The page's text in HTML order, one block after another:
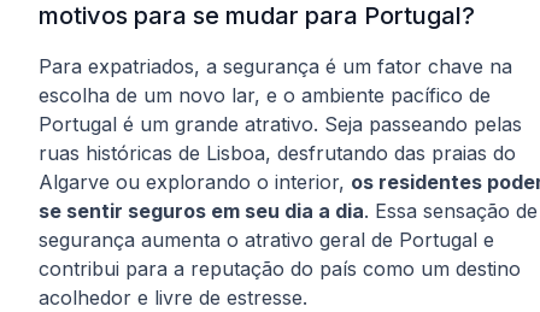
motivos para se mudar para Portugal?
Para expatriados, a segurança é um fator chave na
escolha de um novo lar, e o ambiente pacífico de
Portugal é um grande atrativo. Seja passeando pelas
ruas históricas de Lisboa, desfrutando das praias do
Algarve ou explorando o interior, os residentes
se sentir seguros em seu dia a dia. Essa sensação de
segurança aumenta o atrativo geral de Portugal e
contribui para a reputação do país como um destino
acolhedor e livre de estresse.